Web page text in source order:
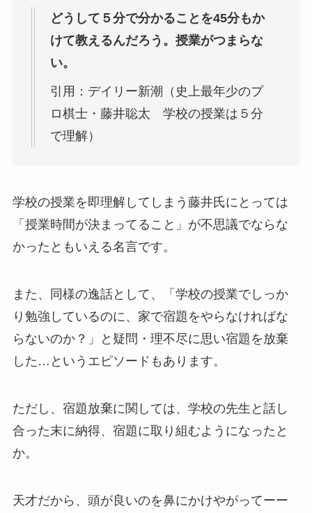
どうして５分で分かることを45分もか
けて教えるんだろう。授業がつまらな
い。
引用：デイリー新潮（史上最年少のプ
ロ棋士・藤井聡太 学校の授業は５分
で理解）
学校の授業を即理解してしまう藤井氏にとっては
「授業時間が決まってること」が不思議でならな
かったともいえる名言です。
また、同様の逸話として、「学校の授業でしっか
り勉強しているのに、家で宿題をやらなければな
らないのか？」と疑問・理不尽に思い宿題を放棄
した…というエピソードもあります。
ただし、宿題放棄に関しては、学校の先生と話し
合った末に納得、宿題に取り組むようになったと
か。
天才だから、頭が良いのを鼻にかけやがってーー